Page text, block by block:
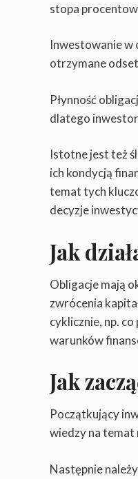
stopa
Inwestowanie w
otrzymane
Płynność
dlatego
Istotne jest też
ich kondycją
temat tych
decyzje
Jak
Obligacje mają
zwrócenia
cyklicznie, np.
warunków
Jak
Początkujący
wiedzy na temat
Następnie